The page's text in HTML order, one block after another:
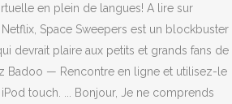
en plein de langues! A lire sur
Space Sweepers est un blockbuster
devrait plaire aux petits et grands fans de
Badoo — Rencontre en ligne et utilisez-le
touch. ... Bonjour, Je ne comprends